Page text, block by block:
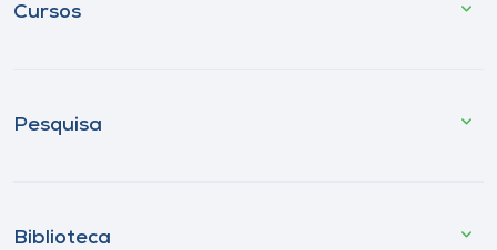
Cursos
Pesquisa
Biblioteca